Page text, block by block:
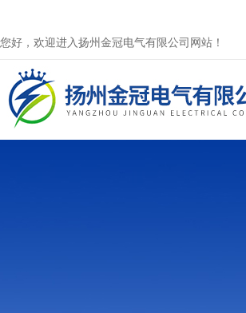
您好，欢迎进入扬州金冠电气有限公司网站！